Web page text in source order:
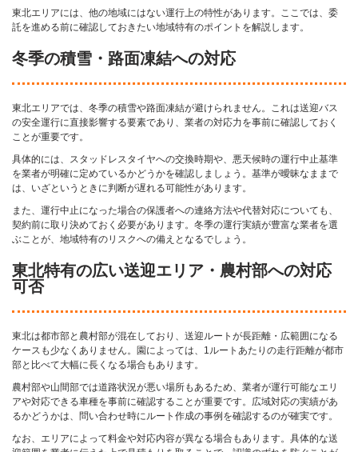
東北エリアには、他の地域にはない運行上の特性があります。ここでは、委
託を進める前に確認しておきたい地域特有のポイントを解説します。
冬季の積雪・路面凍結への対応
東北エリアでは、冬季の積雪や路面凍結が避けられません。これは送迎バス
の安全運行に直接影響する要素であり、業者の対応力を事前に確認しておく
ことが重要です。
具体的には、スタッドレスタイヤへの交換時期や、悪天候時の運行中止基準
を業者が明確に定めているかどうかを確認しましょう。基準が曖昧なままで
は、いざというときに判断が遅れる可能性があります。
また、運行中止になった場合の保護者への連絡方法や代替対応についても、
契約前に取り決めておく必要があります。冬季の運行実績が豊富な業者を選
ぶことが、地域特有のリスクへの備えとなるでしょう。
東北特有の広い送迎エリア・農村部への対応
可否
東北は都市部と農村部が混在しており、送迎ルートが長距離・広範囲になる
ケースも少なくありません。園によっては、1ルートあたりの走行距離が都市
部と比べて大幅に長くなる場合もあります。
農村部や山間部では道路状況が悪い場所もあるため、業者が運行可能なエリ
アや対応できる車種を事前に確認することが重要です。広域対応の実績があ
るかどうかは、問い合わせ時にルート作成の事例を確認するのが確実です。
なお、エリアによって料金や対応内容が異なる場合もあります。具体的な送